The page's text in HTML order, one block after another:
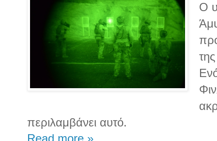
Ο
περιλαμβάνει αυτό.